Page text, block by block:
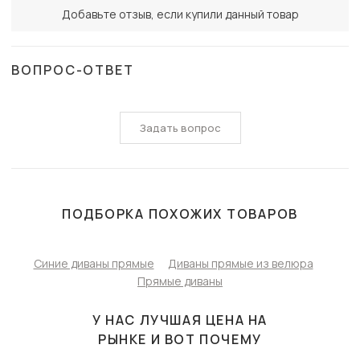
Добавьте отзыв, если купили данный товар
ВОПРОС-ОТВЕТ
Задать вопрос
ПОДБОРКА ПОХОЖИХ ТОВАРОВ
Синие диваны прямые
Диваны прямые из велюра
Прямые диваны
У НАС ЛУЧШАЯ ЦЕНА НА
РЫНКЕ И ВОТ ПОЧЕМУ